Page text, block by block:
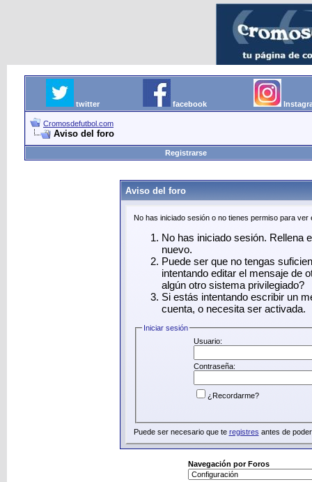
twitter facebook
Cromosdefutbol.com
Aviso del foro
Registrarse
Aviso del foro
No has iniciado sesión o no tienes permiso para
No has iniciado sesión. Rellena
nuevo.
Puede ser que no tengas
intentando editar el mensaje de
algún otro sistema privilegiado?
Si estás intentando escribir un
cuenta, o necesita ser activada.
Iniciar sesión
Usuario:
Contraseña:
¿Recordarme?
Puede ser necesario que te registres antes de
Navegación por Foros